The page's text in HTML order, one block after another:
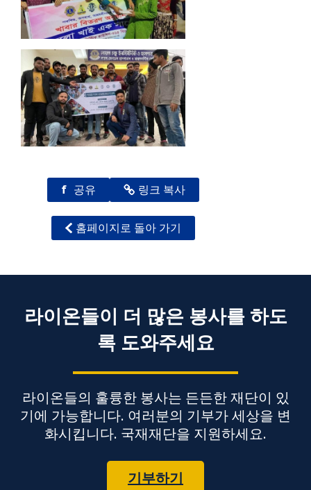
f 공유 링크 복사
홈페이지로 돌아 가기
라이온들이 더 많은 봉사를 하도
록 도와주세요
라이온들의 훌륭한 봉사는 든든한 재단이 있
기에 가능합니다. 여러분의 기부가 세상을 변
화시킵니다. 국재재단을 지원하세요.
기부하기